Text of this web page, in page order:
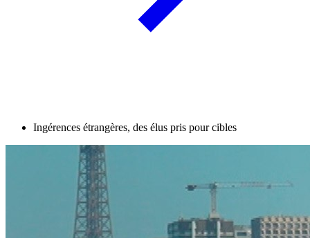
Ingérences étrangères, des élus pris pour cibles